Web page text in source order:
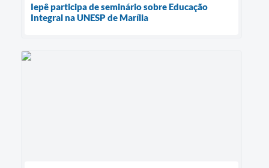
Iepê participa de seminário sobre Educação
Integral na UNESP de Marília